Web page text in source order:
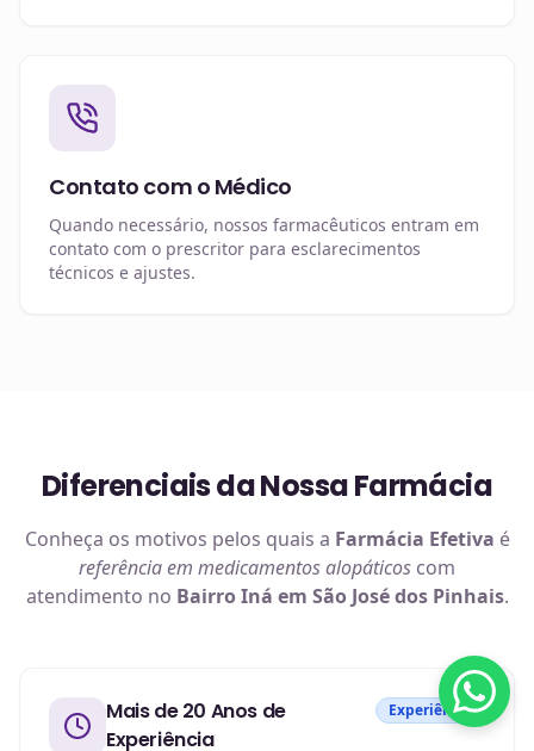
Contato com o Médico
Quando necessário, nossos farmacêuticos entram em
contato com o prescritor para esclarecimentos
técnicos e ajustes.
Diferenciais da Nossa Farmácia
Conheça os motivos pelos quais a Farmácia Efetiva é
referência em medicamentos alopáticos com
atendimento no Bairro Iná em São José dos Pinhais.
Mais de 20 Anos de
Experiência
Experiência